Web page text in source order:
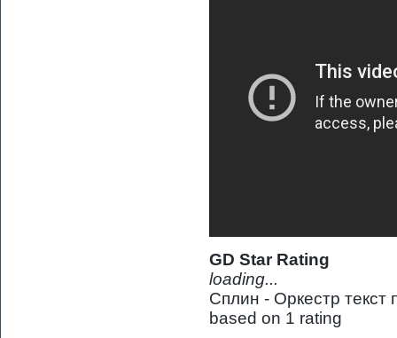
GD Star Rating
loading...
Сплин - Оркестр текст
based on 1 rating